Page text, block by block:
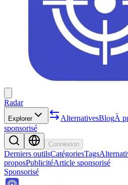
Radar
Explorer AlternativesBlogÀ
sponsorisé
Connexion
Derniers outilsCatégoriesTags
proposPublicitéArticle sponsorisé
Sponsorisé